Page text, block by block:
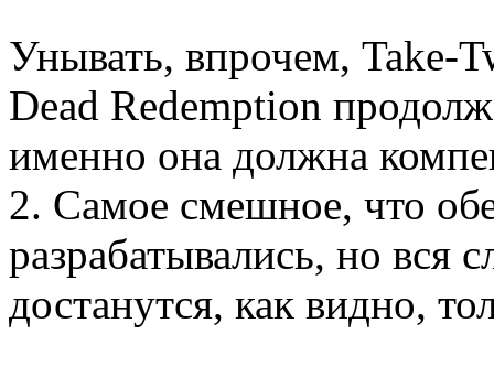
Унывать, впрочем, Take-
Dead Redemption
именно она должна
2. Самое смешное, что
разрабатывались, но вся
достанутся, как видно,